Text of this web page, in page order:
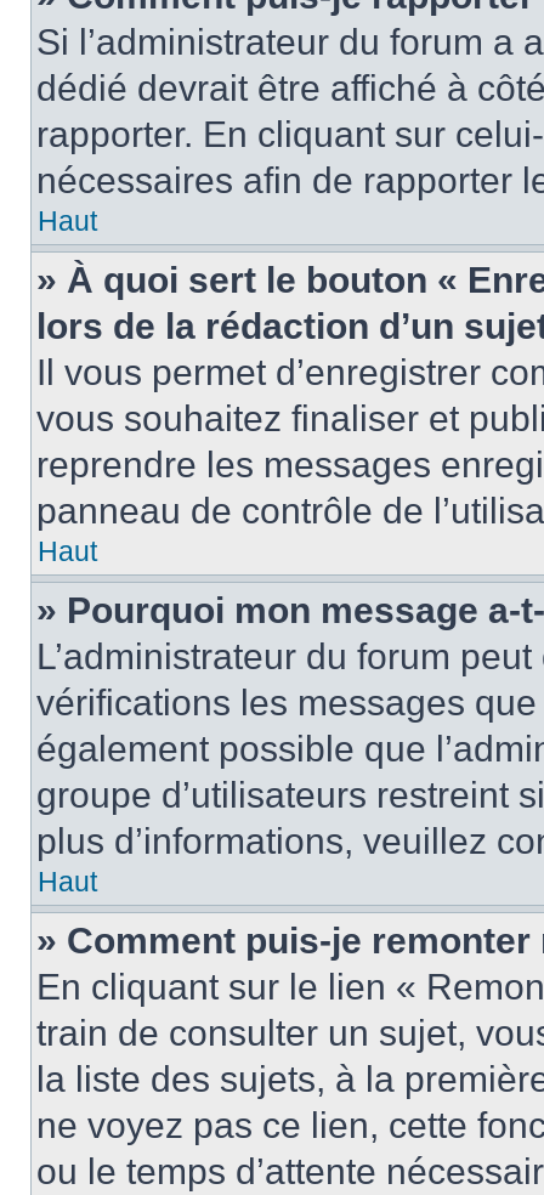
Si l’administrateur du forum a
dédié devrait être affiché à
rapporter. En cliquant sur
nécessaires afin de rapporter
Haut
» À quoi sert le bouton «
lors de la rédaction d’un
Il vous permet d’enregistrer
vous souhaitez finaliser et
reprendre les messages
panneau de contrôle de
Haut
» Pourquoi mon message a-
L’administrateur du forum
vérifications les messages
également possible que
groupe d’utilisateurs restreint
plus d’informations, veuillez
Haut
» Comment puis-je
En cliquant sur le lien «
train de consulter un sujet,
la liste des sujets, à la
ne voyez pas ce lien, cette
ou le temps d’attente